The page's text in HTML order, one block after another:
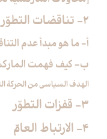
2- تناقضات التطوّر
أ- ما هو مبدأ عدم
ب- كيف فهمت
الهدف السياسي من الحركة
3- قفزات التطوّر
4- الارتباط العامّ‏